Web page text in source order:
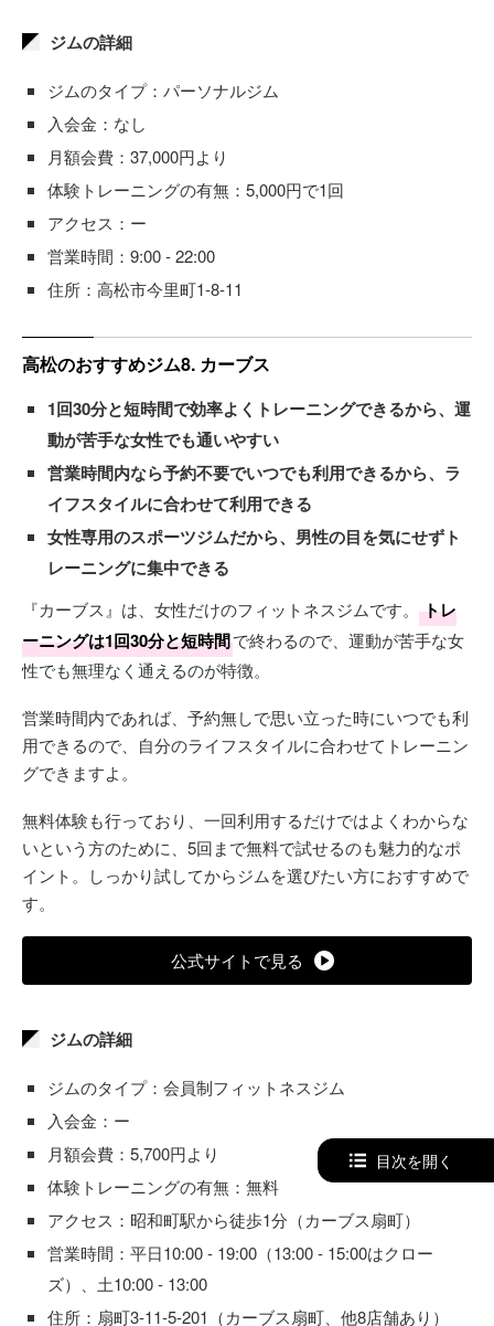
ジムの詳細
ジムのタイプ：パーソナルジム
入会金：なし
月額会費：37,000円より
体験トレーニングの有無：5,000円で1回
アクセス：ー
営業時間：9:00 - 22:00
住所：高松市今里町1-8-11
高松のおすすめジム8. カーブス
1回30分と短時間で効率よくトレーニングできるから、運
動が苦手な女性でも通いやすい
営業時間内なら予約不要でいつでも利用できるから、ラ
イフスタイルに合わせて利用できる
女性専用のスポーツジムだから、男性の目を気にせずト
レーニングに集中できる
『カーブス』は、女性だけのフィットネスジムです。
トレ
ーニングは1回30分と短時間で終わるので、運動が苦手な女
性でも無理なく通えるのが特徴。
営業時間内であれば、予約無しで思い立った時にいつでも利
用できるので、自分のライフスタイルに合わせてトレーニン
グできますよ。
無料体験も行っており、一回利用するだけではよくわからな
いという方のために、5回まで無料で試せるのも魅力的なポ
イント。しっかり試してからジムを選びたい方におすすめで
す。
公式サイトで見る
ジムの詳細
ジムのタイプ：会員制フィットネスジム
入会金：ー
月額会費：5,700円より
体験トレーニングの有無：無料
アクセス：昭和町駅から徒歩1分（カーブス扇町）
営業時間：平日10:00 - 19:00（13:00 - 15:00はクロー
ズ）、土10:00 - 13:00
住所：扇町3-11-5-201（カーブス扇町、他8店舗あり）
目次を開く